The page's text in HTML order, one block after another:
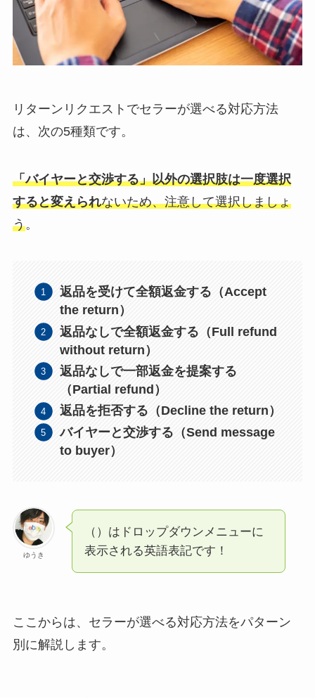
リターンリクエストでセラーが選べる対応方法
は、次の5種類です。
「バイヤーと交渉する」以外の選択肢は一度選択
すると変えられないため、注意して選択しましょ
う。
返品を受けて全額返金する（Accept
the return）
返品なしで全額返金する（Full refund
without return）
返品なしで一部返金を提案する
（Partial refund）
返品を拒否する（Decline the return）
バイヤーと交渉する（Send message
to buyer）
ゆうき
（）はドロップダウンメニューに
表示される英語表記です！
ここからは、セラーが選べる対応方法をパターン
別に解説します。